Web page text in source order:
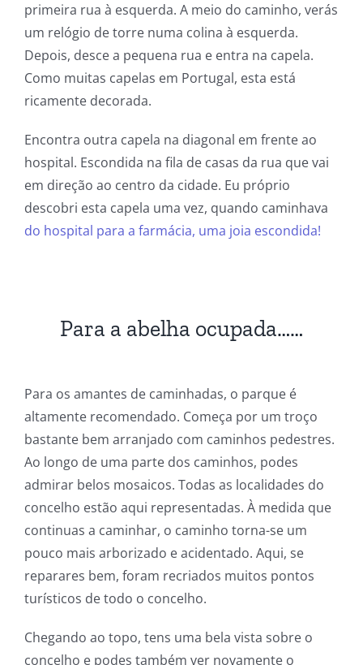
primeira rua à esquerda. A meio do caminho, verás
um relógio de torre numa colina à esquerda.
Depois, desce a pequena rua e entra na capela.
Como muitas capelas em Portugal, esta está
ricamente decorada.
Encontra outra capela na diagonal em frente ao
hospital. Escondida na fila de casas da rua que vai
em direção ao centro da cidade. Eu próprio
descobri esta capela uma vez, quando caminhava
do hospital para a farmácia, uma joia escondida!
Para a abelha ocupada……
Para os amantes de caminhadas, o parque é
altamente recomendado. Começa por um troço
bastante bem arranjado com caminhos pedestres.
Ao longo de uma parte dos caminhos, podes
admirar belos mosaicos. Todas as localidades do
concelho estão aqui representadas. À medida que
continuas a caminhar, o caminho torna-se um
pouco mais arborizado e acidentado. Aqui, se
reparares bem, foram recriados muitos pontos
turísticos de todo o concelho.
Chegando ao topo, tens uma bela vista sobre o
concelho e podes também ver novamente o